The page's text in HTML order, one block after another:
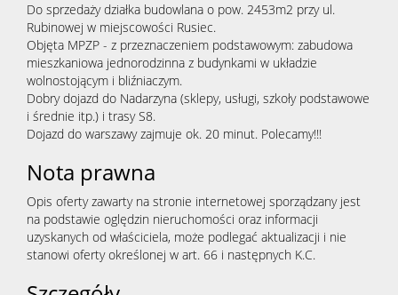
Do sprzedaży działka budowlana o pow. 2453m2 przy ul.
Rubinowej w miejscowości Rusiec.
Objęta MPZP - z przeznaczeniem podstawowym: zabudowa
mieszkaniowa jednorodzinna z budynkami w układzie
wolnostojącym i bliźniaczym.
Dobry dojazd do Nadarzyna (sklepy, usługi, szkoły podstawowe
i średnie itp.) i trasy S8.
Dojazd do warszawy zajmuje ok. 20 minut. Polecamy!!!
Nota prawna
Opis oferty zawarty na stronie internetowej sporządzany jest
na podstawie oględzin nieruchomości oraz informacji
uzyskanych od właściciela, może podlegać aktualizacji i nie
stanowi oferty określonej w art. 66 i następnych K.C.